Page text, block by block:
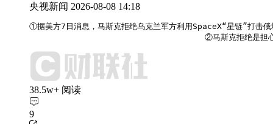
央视新闻 2026-08-08 14:18
①据美方7日消息，马斯克拒绝乌克兰军方利用SpaceX“星链”打击
②马斯克拒绝是担心危
38.5w+ 阅读
9